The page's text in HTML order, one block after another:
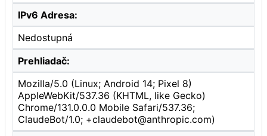
IPv6 Adresa:
Nedostupná
Prehliadač:
Mozilla/5.0 (Linux; Android 14; Pixel 8)
AppleWebKit/537.36 (KHTML, like Gecko)
Chrome/131.0.0.0 Mobile Safari/537.36;
ClaudeBot/1.0; +claudebot@anthropic.com)